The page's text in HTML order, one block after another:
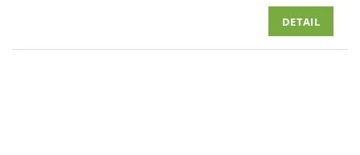
DETAIL